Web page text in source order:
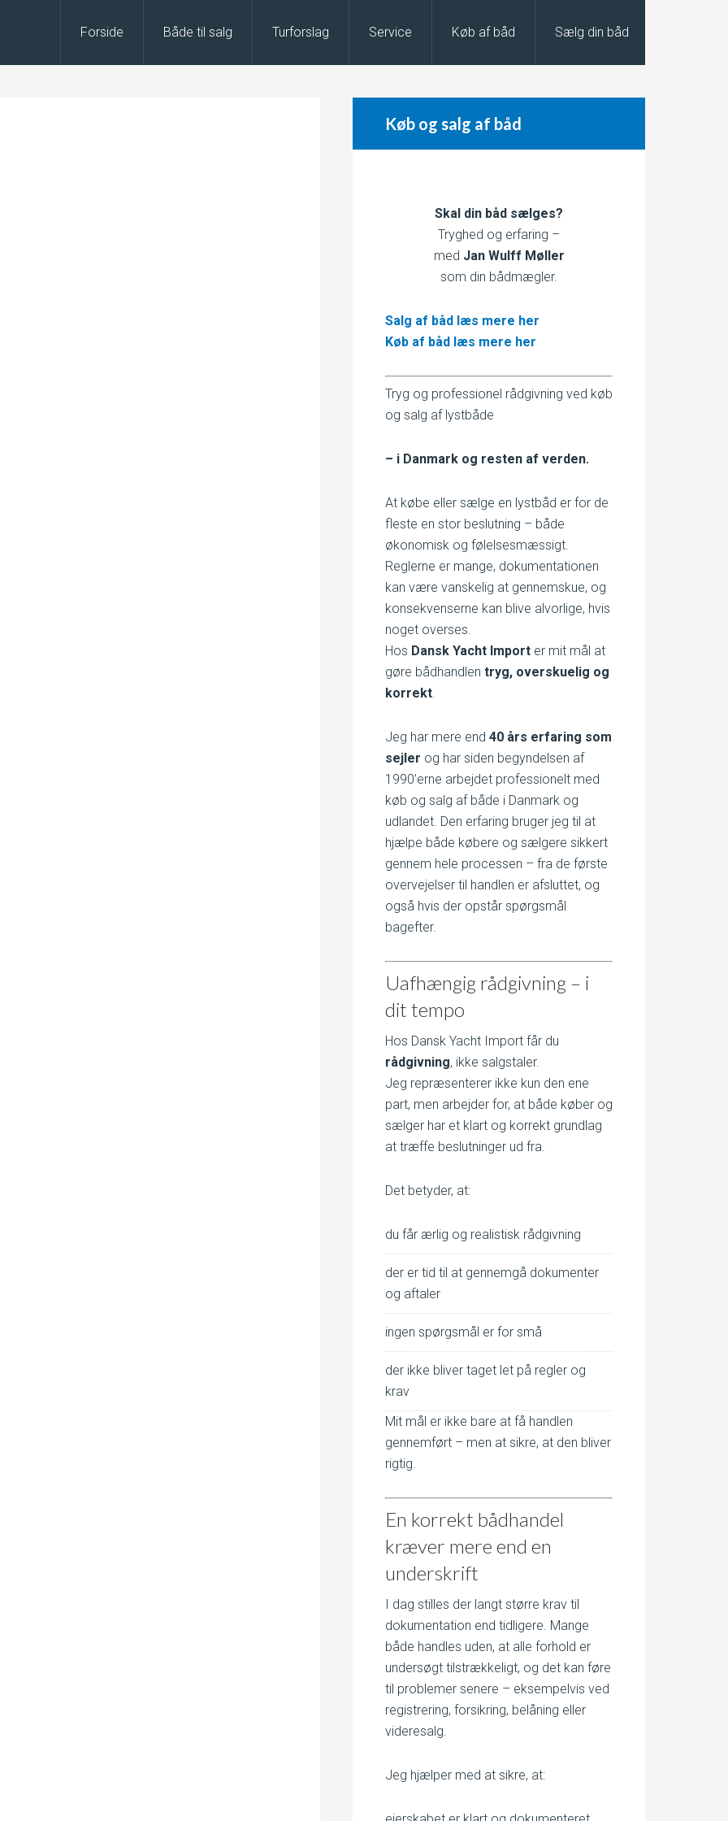
Forside Både til salg Turforslag Service Køb af båd Sælg din båd
Køb og salg af båd
Skal din båd sælges?
Tryghed og erfaring –
med Jan Wulff Møller
som din bådmægler.
Salg af båd læs mere her
Køb af båd læs mere her
Tryg og professionel rådgivning ved køb
og salg af lystbåde
– i Danmark og resten af verden.
At købe eller sælge en lystbåd er for de
fleste en stor beslutning – både
økonomisk og følelsesmæssigt.
Reglerne er mange, dokumentationen
kan være vanskelig at gennemskue, og
konsekvenserne kan blive alvorlige, hvis
noget overses.
Hos Dansk Yacht Import er mit mål at
gøre bådhandlen tryg, overskuelig og
korrekt.
Jeg har mere end 40 års erfaring som
sejler og har siden begyndelsen af
1990’erne arbejdet professionelt med
køb og salg af både i Danmark og
udlandet. Den erfaring bruger jeg til at
hjælpe både købere og sælgere sikkert
gennem hele processen – fra de første
overvejelser til handlen er afsluttet, og
også hvis der opstår spørgsmål
bagefter.
Uafhængig rådgivning – i
dit tempo
Hos Dansk Yacht Import får du
rådgivning, ikke salgstaler.
Jeg repræsenterer ikke kun den ene
part, men arbejder for, at både køber og
sælger har et klart og korrekt grundlag
at træffe beslutninger ud fra.
Det betyder, at:
du får ærlig og realistisk rådgivning
der er tid til at gennemgå dokumenter
og aftaler
ingen spørgsmål er for små
der ikke bliver taget let på regler og
krav
Mit mål er ikke bare at få handlen
gennemført – men at sikre, at den bliver
rigtig.
En korrekt bådhandel
kræver mere end en
underskrift
I dag stilles der langt større krav til
dokumentation end tidligere. Mange
både handles uden, at alle forhold er
undersøgt tilstrækkeligt, og det kan føre
til problemer senere – eksempelvis ved
registrering, forsikring, belåning eller
videresalg.
Jeg hjælper med at sikre, at: